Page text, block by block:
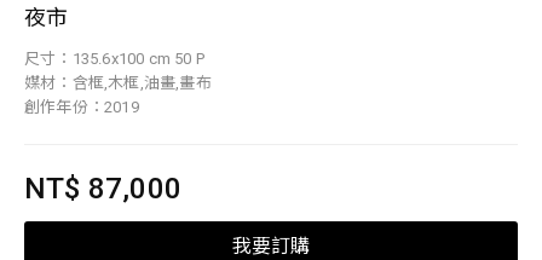
夜市
尺寸：135.6x100 cm 50 P
媒材：含框,木框,油畫,畫布
創作年份：2019
NT$ 87,000
我要訂購